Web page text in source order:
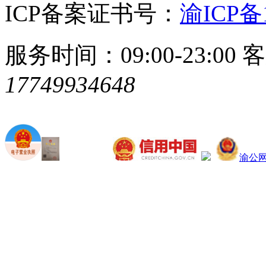
ICP备案证书号： 渝ICP
服务时间：09:00-23:00
17749934648
渝公